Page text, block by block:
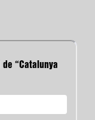
“Catalunya